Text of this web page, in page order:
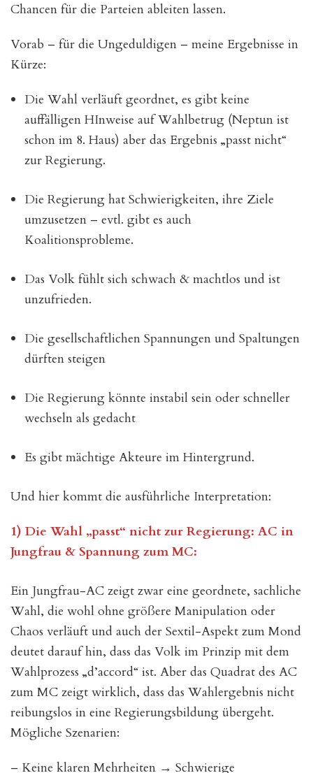
Chancen für die Parteien ableiten lassen.
Vorab – für die Ungeduldigen – meine Ergebnisse in
Kürze:
Die Wahl verläuft geordnet, es gibt keine
auffälligen HInweise auf Wahlbetrug (Neptun ist
schon im 8. Haus) aber das Ergebnis „passt nicht“
zur Regierung.
Die Regierung hat Schwierigkeiten, ihre Ziele
umzusetzen – evtl. gibt es auch
Koalitionsprobleme.
Das Volk fühlt sich schwach & machtlos und ist
unzufrieden.
Die gesellschaftlichen Spannungen und Spaltungen
dürften steigen
Die Regierung könnte instabil sein oder schneller
wechseln als gedacht
Es gibt mächtige Akteure im Hintergrund.
Und hier kommt die ausführliche Interpretation:
1) Die Wahl „passt“ nicht zur Regierung: AC in
Jungfrau & Spannung zum MC:
Ein Jungfrau-AC zeigt zwar eine geordnete, sachliche
Wahl, die wohl ohne größere Manipulation oder
Chaos verläuft und auch der Sextil-Aspekt zum Mond
deutet darauf hin, dass das Volk im Prinzip mit dem
Wahlprozess „d’accord“ ist. Aber das Quadrat des AC
zum MC zeigt wirklich, dass das Wahlergebnis nicht
reibungslos in eine Regierungsbildung übergeht.
Mögliche Szenarien:
– Keine klaren Mehrheiten → Schwierige